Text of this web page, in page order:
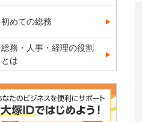
初めての総務
総務・人事・経理の役割
とは